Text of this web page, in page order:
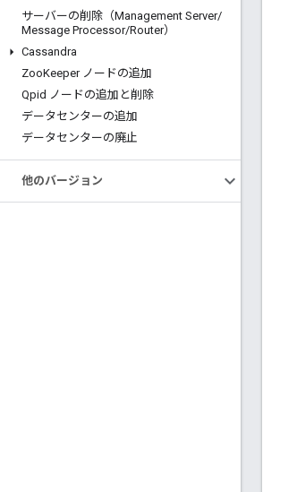
サーバーの削除（Management Server/
Message Processor/Router）
Cassandra
ZooKeeper ノードの追加
Qpid ノードの追加と削除
データセンターの追加
データセンターの廃止
他のバージョン